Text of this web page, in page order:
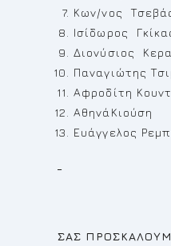
Κων/νος
Ισίδωρος
Διονύσιος
Παναγιώτης
Αφροδίτη
ΑθηνάΚιούση
Ευάγγελος
ΣΑΣ